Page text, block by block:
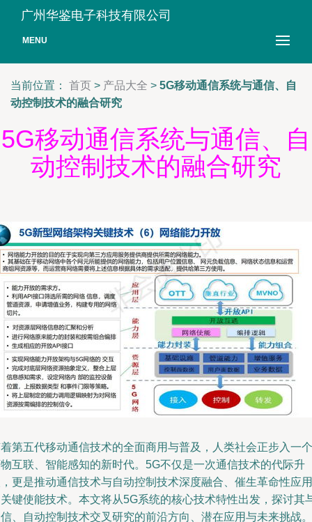
广州华鉴电子科技有限公司
MENU
当前位置： 首页 > 产品大全 > 5G移动通信系统与通信、自
动控制技术的融合研究
5G移动通信系统与通信、自
动控制技术的融合研究
第五代移动通信技术的全面商用与普及，人类社会正步入一个
互联、智能感知的新时代。5G不仅是一次通信技术的代际升
更是推动通信技术与自动控制技术深度融合、催生革命性应用
键使能技术。本文将从5G系统的核心技术特性出发，探讨其
、自动控制技术交叉研究的前沿方向、潜在应用与未来挑战。